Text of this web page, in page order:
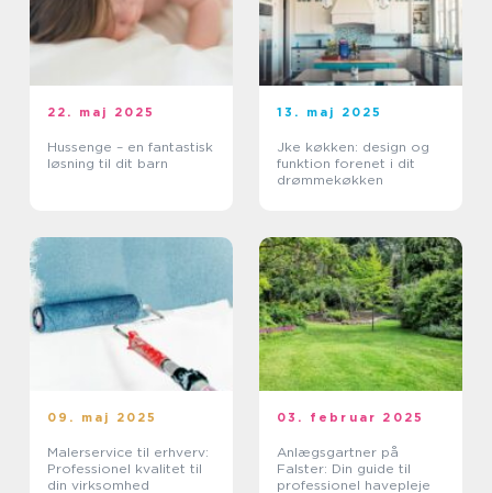
22. maj 2025
Hussenge – en fantastisk
løsning til dit barn
13. maj 2025
Jke køkken: design og
funktion forenet i dit
drømmekøkken
09. maj 2025
Malerservice til erhverv:
Professionel kvalitet til
din virksomhed
03. februar 2025
Anlægsgartner på
Falster: Din guide til
professionel havepleje